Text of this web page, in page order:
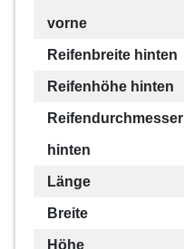
vorne
Reifenbreite hinten
Reifenhöhe hinten
Reifendurchmesser
hinten
Länge
Breite
Höhe